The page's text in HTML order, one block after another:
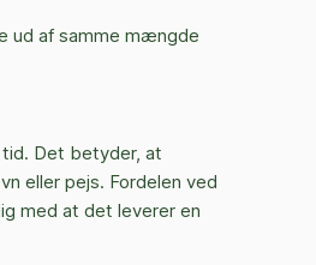
ud af samme mængde
Det betyder, at
eller pejs. Fordelen ved
med at det leverer en